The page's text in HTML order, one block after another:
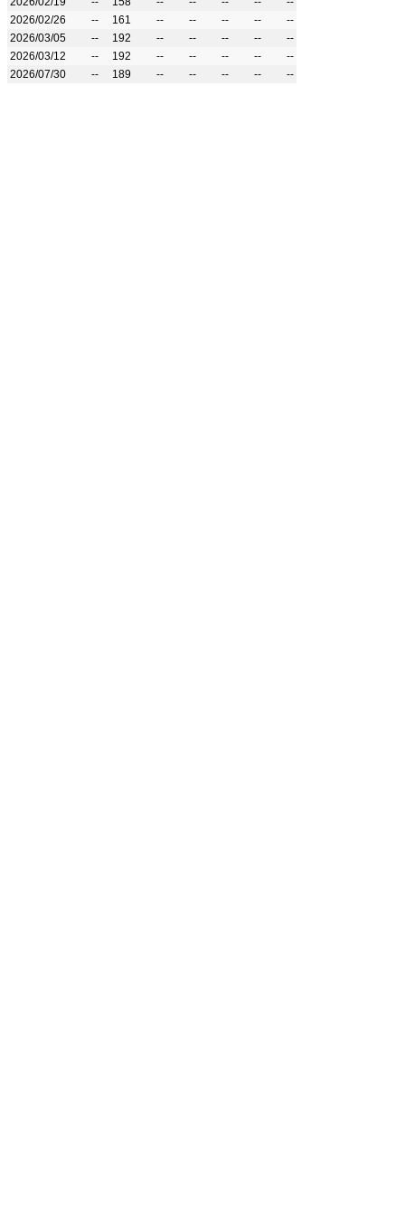
2026/02/26
-- 161 -- -- -- --
--
2026/03/05
-- 192 -- -- -- --
--
2026/03/12
-- 192 -- -- -- --
--
2026/07/30
-- 189 -- -- -- -- --